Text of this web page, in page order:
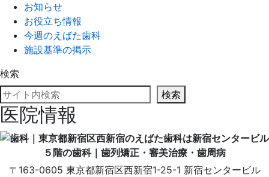
お知らせ
お役立ち情報
今週のえばた歯科
施設基準の掲示
検索
検索
医院情報
〒163-0605 東京都新宿区西新宿1-25-1 新宿センタービル